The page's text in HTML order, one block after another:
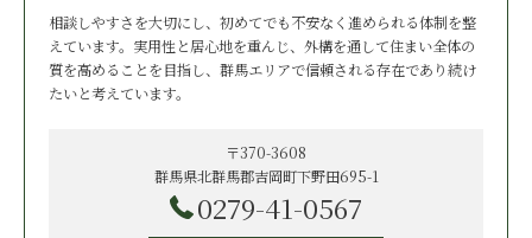
相談しやすさを大切にし、初めてでも不安なく進められる体制を整
えています。実用性と居心地を重んじ、外構を通して住まい全体の
質を高めることを目指し、群馬エリアで信頼される存在であり続け
たいと考えています。
〒370-3608
群馬県北群馬郡吉岡町下野田695-1
0279-41-0567